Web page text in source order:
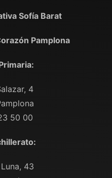
Sofía Barat
Pamplona
4
50 00
43